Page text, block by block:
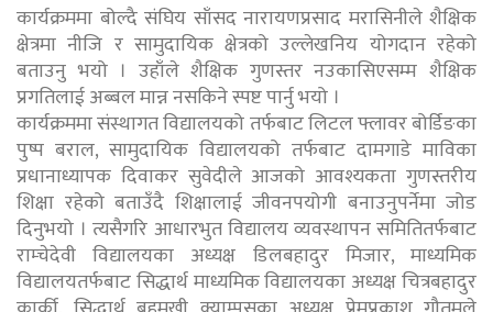
कार्यक्रममा बोल्दै संघिय साँसद नारायणप्रसाद मरासिनीले शैक्षिक
क्षेत्रमा नीजि र सामुदायिक क्षेत्रको उल्लेखनिय योगदान रहेको
बताउनु भयो । उहाँले शैक्षिक गुणस्तर नउकासिएसम्म शैक्षिक
प्रगतिलाई अब्बल मान्न नसकिने स्पष्ट पार्नु भयो ।
कार्यक्रममा संस्थागत विद्यालयको तर्फबाट लिटल फ्लावर बोर्डिङका
पुष्प बराल, सामुदायिक विद्यालयको तर्फबाट दामगाडे माविका
प्रधानाध्यापक दिवाकर सुवेदीले आजको आवश्यकता गुणस्तरीय
शिक्षा रहेको बताउँदै शिक्षालाई जीवनपयोगी बनाउनुपर्नेमा जोड
दिनुभयो । त्यसैगरि आधारभुत विद्यालय व्यवस्थापन समितितर्फबाट
राम्चेदेवी विद्यालयका अध्यक्ष डिलबहादुर मिजार, माध्यमिक
विद्यालयतर्फबाट सिद्धार्थ माध्यमिक विद्यालयका अध्यक्ष चित्रबहादुर